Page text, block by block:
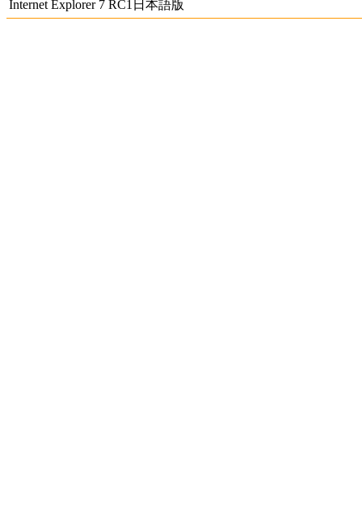
Internet Explorer 7 RC1日本語版